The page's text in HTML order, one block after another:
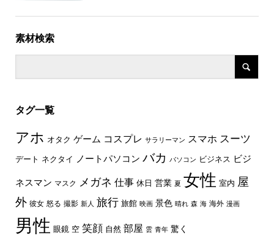
素材検索
タグ一覧
アホ オタク ゲーム コスプレ サラリーマン スマホ スーツ
デート ネクタイ ノートパソコン バカ パソコン ビジネス ビジ
ネスマン マスク メガネ 仕事 休日 営業 夏 女性 室内 屋
外 彼女 怒る 撮影 新人 旅行 旅館 映画 景色 晴れ 森 海 海外 漫画
男性 眼鏡 空 笑顔 自然 部屋 雲 青年 驚く